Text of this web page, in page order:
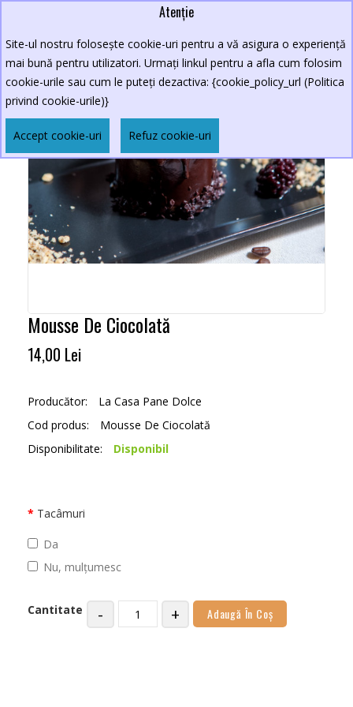
Atenție
Site-ul nostru folosește cookie-uri pentru a vă asigura o experiență
mai bună pentru utilizatori. Urmați linkul pentru a afla cum folosim
cookie-urile sau cum le puteți dezactiva: {cookie_policy_url (Politica
privind cookie-urile)}
Accept cookie-uri Refuz cookie-uri
Mousse De Ciocolată
14,00 Lei
Producător:
La Casa Pane Dolce
Cod produs:
Mousse De Ciocolată
Disponibilitate:
Disponibil
Tacâmuri
Da
Nu, mulțumesc
Cantitate - + Adaugă În Coş